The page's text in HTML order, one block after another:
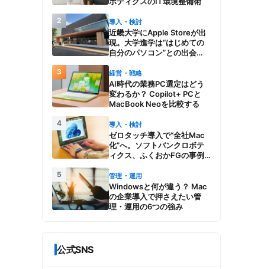
2 導入・検討
近畿大学にApple Storeが出
現。大学進学は“はじめての
自分のパソコン”との出会
楽しさを、夏のオープンキャ
ンパスでアピール
3 経営・戦略
AI時代の業務PC選定はどう
変わるか？ Copilot+ PCと
MacBook Neoを比較する
4 導入・検討
ゼロタッチ導入で“全社Mac
化”へ。ソフトバンクロボテ
ィクス、ふくおかFGの事例
週のAppleビジネストレン
ド】
5 管理・運用
Windowsと何が違う？ Mac
の企業導入で押さえたい管
理・運用の6つの強み
公式SNS